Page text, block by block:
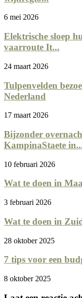
6 mei 2026
Elektrische sloep
vaarroute It...
24 maart 2026
Tulpenvelden
Nederland
17 maart 2026
Bijzonder
KampinaStaete
10 februari 2026
Wat te doen in
3 februari 2026
Wat te doen in
28 oktober 2025
7 tips voor een
8 oktober 2025